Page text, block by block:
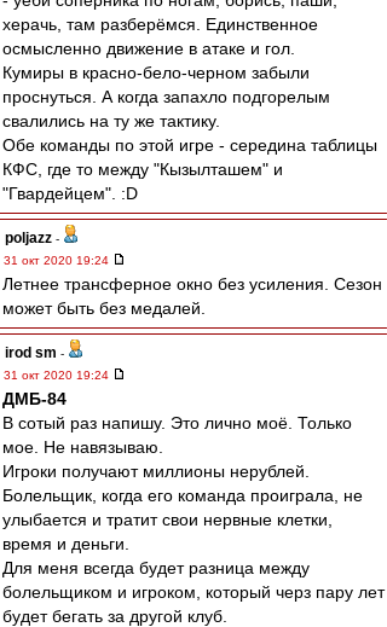
херачь, там разберёмся. Единственное
осмысленно движение в атаке и гол.
Кумиры в красно-бело-черном забыли
проснуться. А когда запахло подгорелым
свалились на ту же тактику.
Обе команды по этой игре - середина таблицы
КФС, где то между "Кызылташем" и
"Гвардейцем". :D
poljazz -
31 окт 2020 19:24
Летнее трансферное окно без усиления. Сезон
может быть без медалей.
irod sm -
31 окт 2020 19:24
ДМБ-84
В сотый раз напишу. Это лично моё. Только
мое. Не навязываю.
Игроки получают миллионы нерублей.
Болельщик, когда его команда проиграла, не
улыбается и тратит свои нервные клетки,
время и деньги.
Для меня всегда будет разница между
болельщиком и игроком, который черз пару лет
будет бегать за другой клуб.